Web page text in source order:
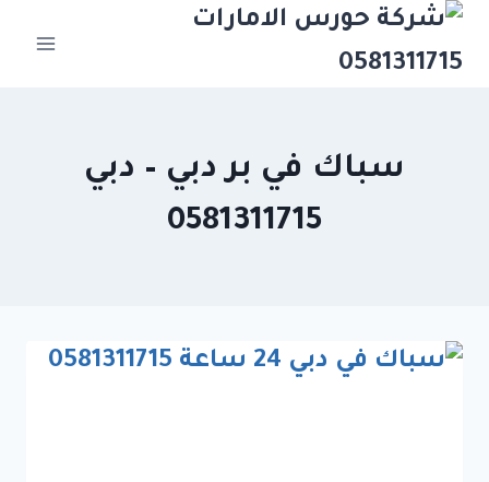
Skip
سباك في بر دبي – دبي
0581311715